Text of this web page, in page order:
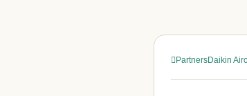
PartnersDaikin